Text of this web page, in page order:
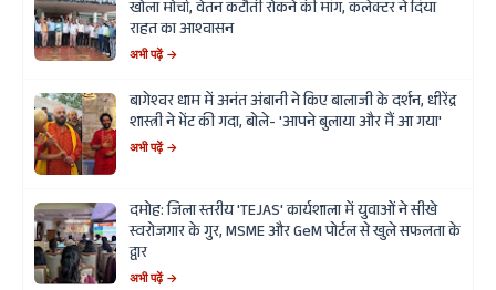
खोला मोर्चा, वेतन कटौती रोकने की मांग, कलेक्टर ने दिया
राहत का आश्वासन
अभी पढ़ें →
बागेश्वर धाम में अनंत अंबानी ने किए बालाजी के दर्शन, धीरेंद्र
शास्त्री ने भेंट की गदा, बोले- 'आपने बुलाया और मैं आ गया'
अभी पढ़ें →
दमोह: जिला स्तरीय 'TEJAS' कार्यशाला में युवाओं ने सीखे
स्वरोजगार के गुर, MSME और GeM पोर्टल से खुले सफलता के
द्वार
अभी पढ़ें →